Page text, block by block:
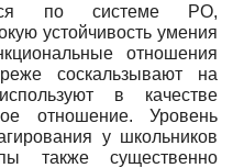
по системе РО,
устойчивость умения
отношения
соскальзывают на
в качестве
отношение. Уровень
у школьников
также существенно